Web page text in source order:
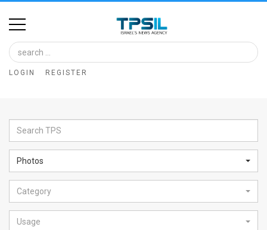
Home
Image
Bank
Glance
Articles
News
Feed
LOGIN REGISTER
Photos
Category
Usage